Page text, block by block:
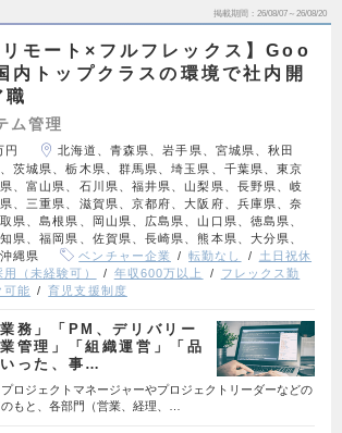
掲載期間 26/08/07～26/08/20
リモート×フルフレックス】Goo
トップクラスの環境で社内開
職
ム管理
円
北海道、青森県、岩手県、宮城県、秋田
茨城県、栃木県、群馬県、埼玉県、千葉県、東京
、富山県、石川県、福井県、山梨県、長野県、岐
、三重県、滋賀県、京都府、大阪府、兵庫県、奈
県、島根県、岡山県、広島県、山口県、徳島県、
県、福岡県、佐賀県、長崎県、熊本県、大分県、
縄県
ベンチャー企業 転勤なし
土日祝休
（未経験可） 年収600万以上
フレックス勤
可能 育児支援制度
務」「PM、デリバリー
管理」「組織運営」「品
った、事…
ロジェクトマネージャーやプロジェクトリーダーなどの
もと、各部門（営業、経理、…